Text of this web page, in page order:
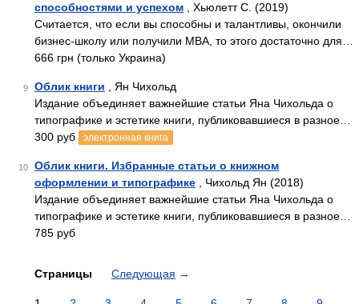
способностями и успехом , Хьюлетт С. (2019)
Считается, что если вы способны и талантливы, окончили
бизнес-школу или получили MBA, то этого достаточно для…
666 грн (только Украина)
9 Облик книги , Ян Чихольд
Издание объединяет важнейшие статьи Яна Чихольда о
типографике и эстетике книги, публиковавшиеся в разное…
300 руб
электронная книга
10
Облик книги. Избранные статьи о книжном
оформлении и типографике , Чихольд Ян (2018)
Издание объединяет важнейшие статьи Яна Чихольда о
типографике и эстетике книги, публиковавшиеся в разное…
785 руб
Страницы Следующая →